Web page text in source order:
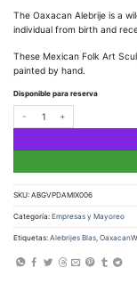
The Oaxacan Alebrije is a
individual from birth and
These Mexican Folk Art
painted by hand.
Disponible para reserva
SKU: ABGVPDAMIX006
Categoría: Empresas y Mayoreo
Etiquetas: Alebrijes Blas,